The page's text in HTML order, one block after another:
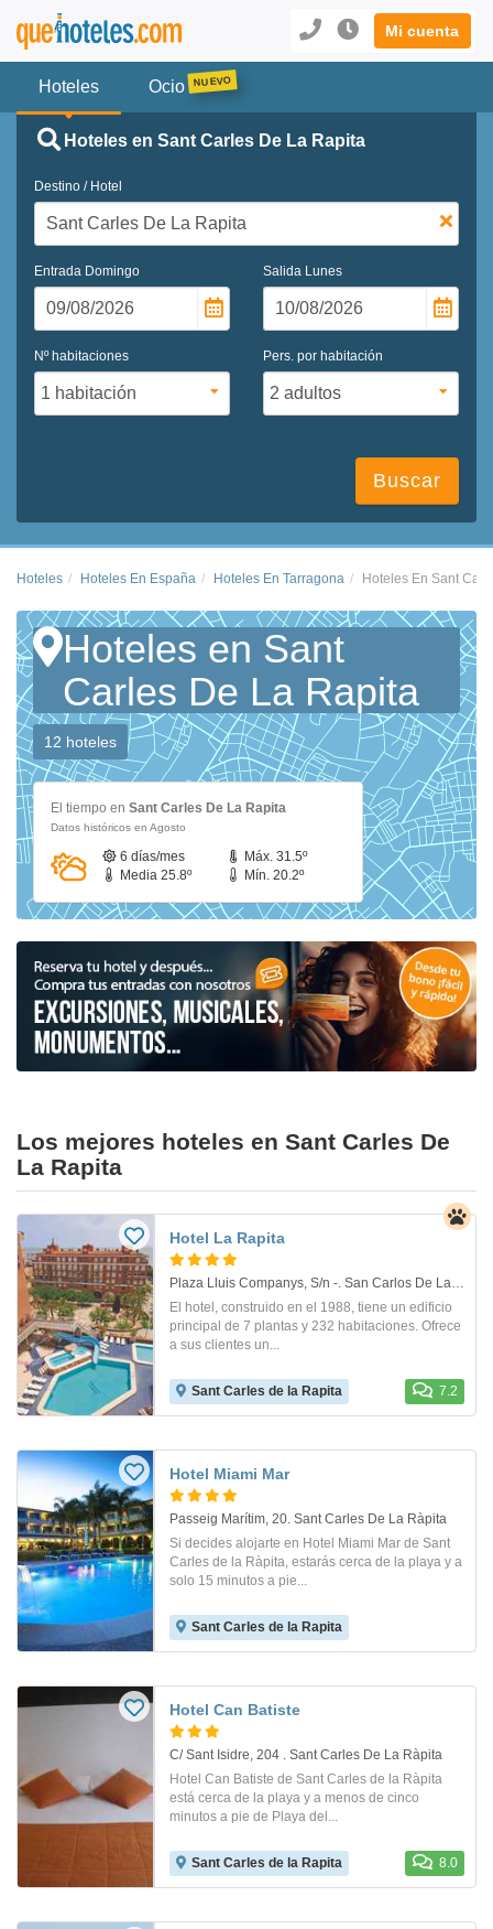
Mi cuenta
Hoteles Ocio
Hoteles en Sant Carles De La Rapita
Destino / Hotel
Entrada Domingo Salida Lunes
Nº habitaciones Pers. por habitación
Buscar
Hoteles Hoteles En España Hoteles En Tarragona Hoteles En Sant
Hoteles en Sant
Carles De La Rapita
12 hoteles
El tiempo en Sant Carles De La Rapita
Datos históricos en Agosto
6 días/mes
Máx. 31.5º
Media 25.8º
Mín. 20.2º
Los mejores hoteles en Sant Carles De
La Rapita
Hotel La Rapita
Plaza Lluis Companys, S/n -. San Carlos De La Rapita
El hotel, construido en el 1988, tiene un edificio
principal de 7 plantas y 232 habitaciones. Ofrece
a sus clientes un...
Sant Carles de la Rapita 7.2
Hotel Miami Mar
Passeig Marítim, 20. Sant Carles De La Ràpita
Si decides alojarte en Hotel Miami Mar de Sant
Carles de la Ràpita, estarás cerca de la playa y a
solo 15 minutos a pie...
Sant Carles de la Rapita
Hotel Can Batiste
C/ Sant Isidre, 204 . Sant Carles De La Ràpita
Hotel Can Batiste de Sant Carles de la Ràpita
está cerca de la playa y a menos de cinco
minutos a pie de Playa del...
Sant Carles de la Rapita 8.0